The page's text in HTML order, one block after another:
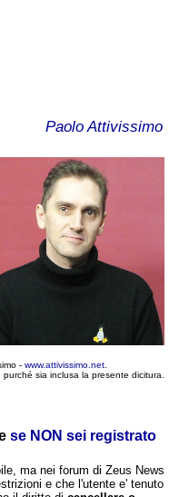
Paolo Attivissimo
- www.attivissimo.net
sia inclusa la presente dicitura.
se NON sei registrato
ma nei forum di Zeus News
e che l'utente e' tenuto